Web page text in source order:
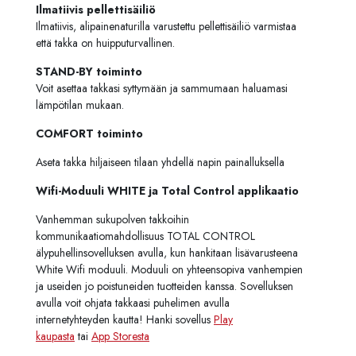
Ilmatiivis pellettisäiliö
Ilmatiivis, alipainenaturilla varustettu pellettisäiliö varmistaa
että takka on huipputurvallinen.
STAND-BY toiminto
Voit asettaa takkasi syttymään ja sammumaan haluamasi
lämpötilan mukaan.
COMFORT toiminto
Aseta takka hiljaiseen tilaan yhdellä napin painalluksella
Wifi-Moduuli WHITE ja Total Control applikaatio
Vanhemman sukupolven takkoihin
kommunikaatiomahdollisuus TOTAL CONTROL
älypuhellinsovelluksen avulla, kun hankitaan lisävarusteena
White Wifi moduuli. Moduuli on yhteensopiva vanhempien
ja useiden jo poistuneiden tuotteiden kanssa. Sovelluksen
avulla voit ohjata takkaasi puhelimen avulla
internetyhteyden kautta! Hanki sovellus Play
kaupasta tai App Storesta